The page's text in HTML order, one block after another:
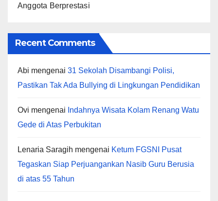
Anggota Berprestasi
Recent Comments
Abi mengenai 31 Sekolah Disambangi Polisi,
Pastikan Tak Ada Bullying di Lingkungan Pendidikan
Ovi mengenai Indahnya Wisata Kolam Renang Watu
Gede di Atas Perbukitan
Lenaria Saragih mengenai Ketum FGSNI Pusat
Tegaskan Siap Perjuangankan Nasib Guru Berusia
di atas 55 Tahun